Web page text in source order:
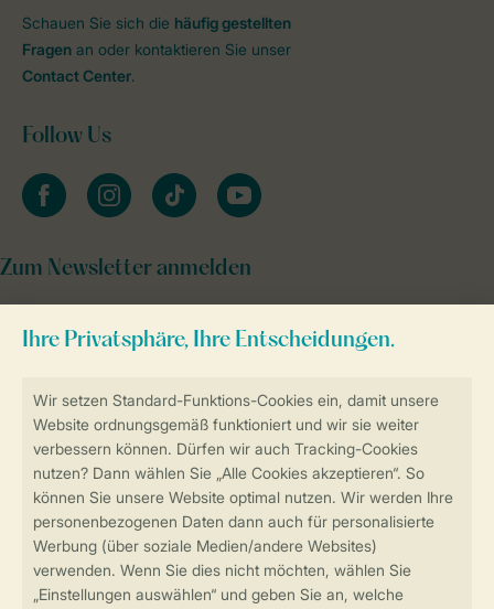
Sicher und schnell zur Online-Buchung
Sichere Datenübertragung
Sicheres Bezahlen
Schauen Sie sich die häufig gestellten
Fragen an oder kontaktieren Sie unser
Contact Center.
Follow Us
facebookinstagramtiktok youtube
Zum Newsletter anmelden